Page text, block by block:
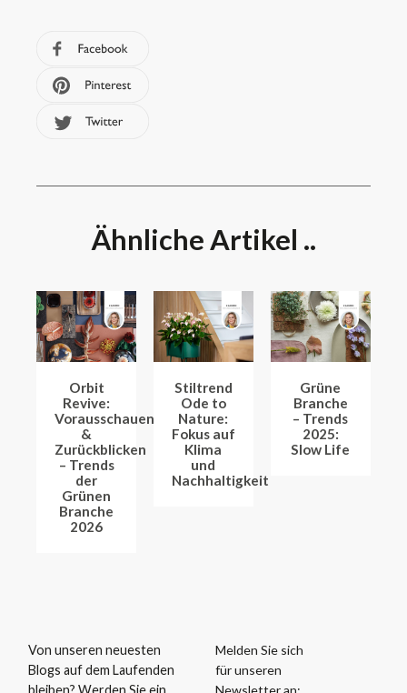
Ähnliche Artikel ..
Orbit
Revive:
Vorausschauen
&
Zurückblicken
– Trends
der
Grünen
Branche
2026
Stiltrend
Ode to
Nature:
Fokus auf
Klima
und
Nachhaltigkeit
Grüne
Branche
– Trends
2025:
Slow Life
Von unseren neuesten
Blogs auf dem Laufenden
bleiben? Werden Sie ein
Melden Sie sich
für unseren
Newsletter an: